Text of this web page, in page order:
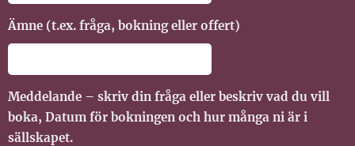
Ämne (t.ex. fråga, bokning eller offert)
Meddelande – skriv din fråga eller beskriv vad du vill
boka, Datum för bokningen och hur många ni är i
sällskapet.